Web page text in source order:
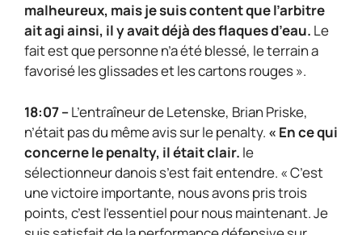
malheureux, mais je suis content que l’arbitre
ait agi ainsi, il y avait déjà des flaques d’eau. Le
fait est que personne n’a été blessé, le terrain a
favorisé les glissades et les cartons rouges ».
18:07 –L’entraîneur de Letenske, Brian Priske,
n’était pas du même avis sur le penalty. « En ce qui
concerne le penalty, il était clair. le
sélectionneur danois s’est fait entendre. « C’est
une victoire importante, nous avons pris trois
points, c’est l’essentiel pour nous maintenant. Je